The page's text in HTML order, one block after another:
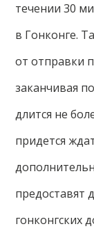
течении 30
в Гонконге.
от отправки
заканчивая
длится не
придется
предоставят
гонконгских